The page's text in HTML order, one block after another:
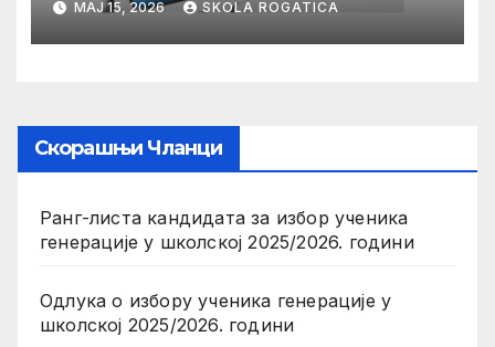
МАЈ 15, 2026 SKOLA ROGATICA
Скорашњи Чланци
Ранг-листа кандидата за избор ученика
генерације у школској 2025/2026. години
Одлука о избору ученика генерације у
школској 2025/2026. години